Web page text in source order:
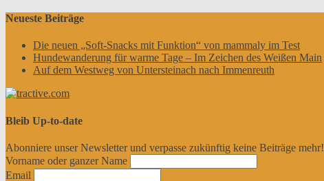
Neueste Beiträge
Die neuen „Soft-Snacks mit Funktion“ von mammaly im Test
Hundewanderung für warme Tage – Im Zeichen des Weißen Main
Auf dem Westweg von Untersteinach nach Immenreuth
Bleib Up-to-date
Abonniere unser Newsletter und verpasse zukünftig keine Beiträge mehr!
Vorname oder ganzer Name
Email